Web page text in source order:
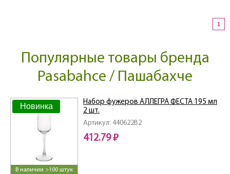
1
Популярные товары бренда
Pasabahce / Пашабахче
Новинка
В наличии >100 штук
Артикул: 440622B2
Набор фужеров АЛЛЕГРА ФЕСТА 195 мл
2 шт.
412.79 ₽